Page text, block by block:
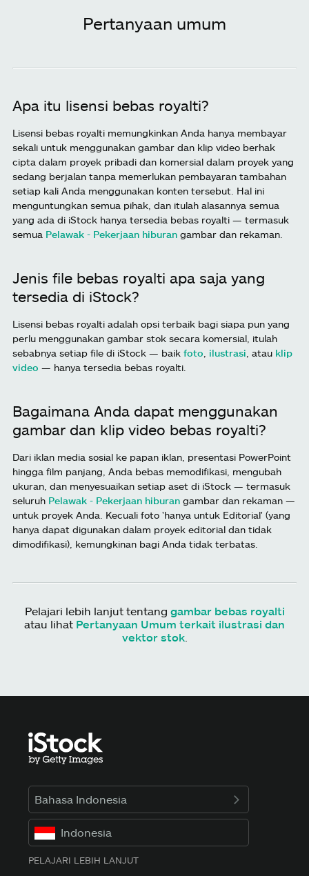
Pertanyaan umum
Apa itu lisensi bebas royalti?
Lisensi bebas royalti memungkinkan Anda hanya membayar
sekali untuk menggunakan gambar dan klip video berhak
cipta dalam proyek pribadi dan komersial dalam proyek yang
sedang berjalan tanpa memerlukan pembayaran tambahan
setiap kali Anda menggunakan konten tersebut. Hal ini
menguntungkan semua pihak, dan itulah alasannya semua
yang ada di iStock hanya tersedia bebas royalti — termasuk
semua Pelawak - Pekerjaan hiburan gambar dan rekaman.
Jenis file bebas royalti apa saja yang
tersedia di iStock?
Lisensi bebas royalti adalah opsi terbaik bagi siapa pun yang
perlu menggunakan gambar stok secara komersial, itulah
sebabnya setiap file di iStock — baik foto ilustrasi , atau klip
video — hanya tersedia bebas royalti.
Bagaimana Anda dapat menggunakan
gambar dan klip video bebas royalti?
Dari iklan media sosial ke papan iklan, presentasi PowerPoint
hingga film panjang, Anda bebas memodifikasi, mengubah
ukuran, dan menyesuaikan setiap aset di iStock — termasuk
seluruh Pelawak - Pekerjaan hiburan gambar dan rekaman —
untuk proyek Anda. Kecuali foto 'hanya untuk Editorial' (yang
hanya dapat digunakan dalam proyek editorial dan tidak
dimodifikasi), kemungkinan bagi Anda tidak terbatas.
Pelajari lebih lanjut tentang gambar bebas royalti
atau lihat Pertanyaan Umum terkait ilustrasi dan
vektor stok.
Bahasa Indonesia
Indonesia
PELAJARI LEBIH LANJUT